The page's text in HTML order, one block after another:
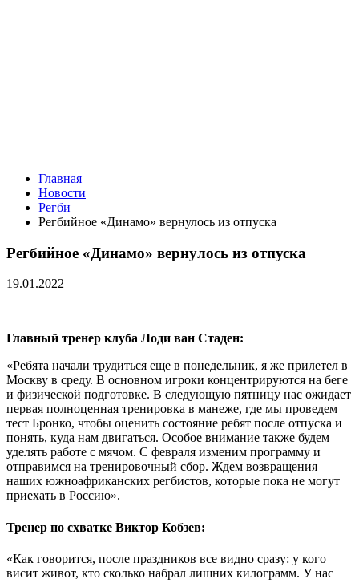
Главная
Новости
Регби
Регбийное «Динамо» вернулось из отпуска
Регбийное «Динамо» вернулось из отпуска
19.01.2022
Главный тренер клуба Лоди ван Стаден:
«Ребята начали трудиться еще в понедельник, я же прилетел в
Москву в среду. В основном игроки концентрируются на беге
и физической подготовке. В следующую пятницу нас ожидает
первая полноценная тренировка в манеже, где мы проведем
тест Бронко, чтобы оценить состояние ребят после отпуска и
понять, куда нам двигаться. Особое внимание также будем
уделять работе с мячом. С февраля изменим программу и
отправимся на тренировочный сбор. Ждем возвращения
наших южноафриканских регбистов, которые пока не могут
приехать в Россию».
Тренер по схватке Виктор Кобзев:
«Как говорится, после праздников все видно сразу: у кого
висит живот, кто сколько набрал лишних килограмм. У нас